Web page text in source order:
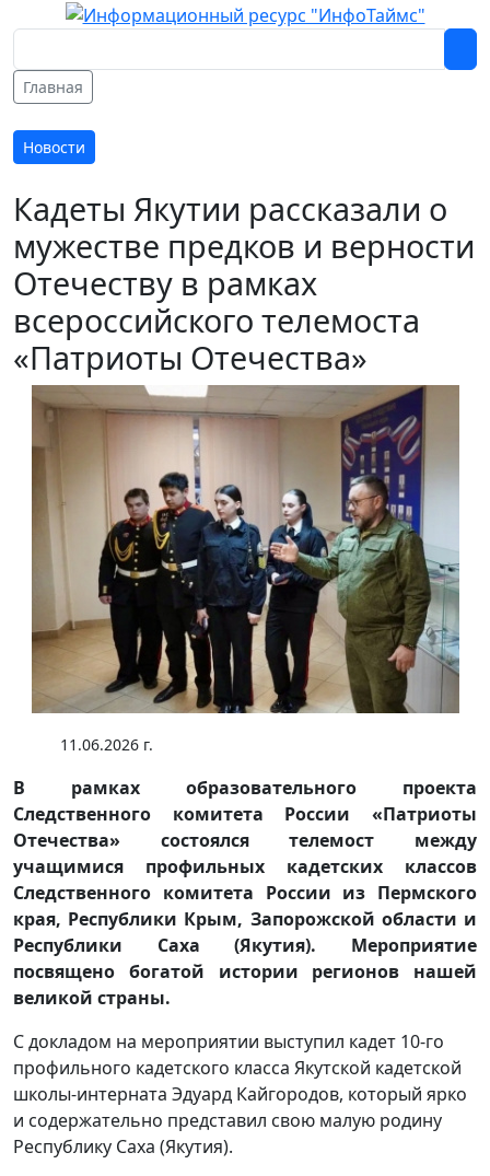
Главная
Новости
Кадеты Якутии рассказали о
мужестве предков и верности
Отечеству в рамках
всероссийского телемоста
«Патриоты Отечества»
11.06.2026 г.
В рамках образовательного проекта
Следственного комитета России «Патриоты
Отечества» состоялся телемост между
учащимися профильных кадетских классов
Следственного комитета России из Пермского
края, Республики Крым, Запорожской области и
Республики Саха (Якутия). Мероприятие
посвящено богатой истории регионов нашей
великой страны.
С докладом на мероприятии выступил кадет 10-го
профильного кадетского класса Якутской кадетской
школы-интерната Эдуард Кайгородов, который ярко
и содержательно представил свою малую родину
Республику Саха (Якутия).